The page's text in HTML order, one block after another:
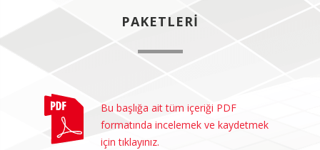
PAKETLERI
Bu başlığa ait tüm içeriği PDF
formatında incelemek ve kaydetmek
için tıklayınız.